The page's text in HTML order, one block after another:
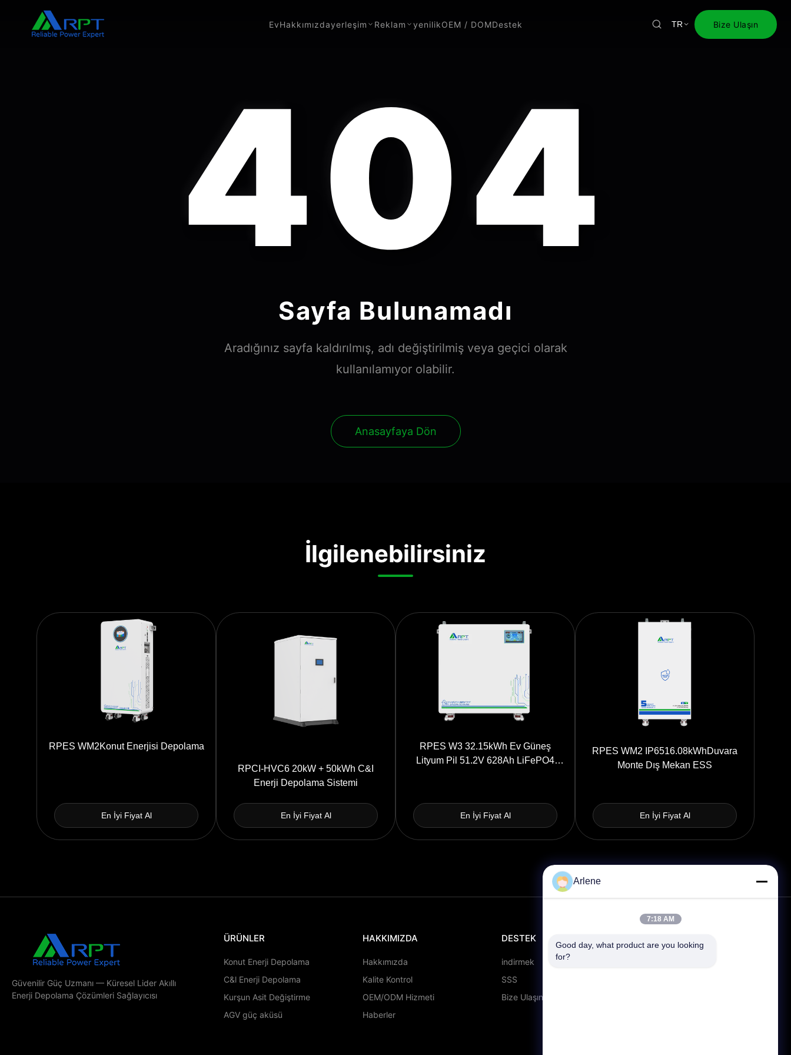
EvHakkımızdayerleşim Reklam yenilikOEM / DOMDestek TR Bize Ulaşın
404
Sayfa Bulunamadı
Aradığınız sayfa kaldırılmış, adı değiştirilmiş veya geçici olarak
kullanılamıyor olabilir.
Anasayfaya Dön
İlgilenebilirsiniz
RPES WM2Konut Enerjisi Depolama
En İyi Fiyat Al
RPCI-HVC6 20kW + 50kWh C&I
Enerji Depolama Sistemi
En İyi Fiyat Al
RPES W3 32.15kWh Ev Güneş
Lityum Pil 51.2V 628Ah LiFePO4
En İyi Fiyat Al
RPES WM2 IP6516.08kWhDuvara
Monte Dış Mekan ESS
En İyi Fiyat Al
Güvenilir Güç Uzmanı — Küresel Lider Akıllı
Enerji Depolama Çözümleri Sağlayıcısı
ÜRÜNLER
Konut Enerji Depolama
C&l Enerji Depolama
Kurşun Asit Değiştirme
AGV güç aküsü
HAKKIMIZDA
Hakkımızda
Kalite Kontrol
OEM/ODM Hizmeti
Haberler
DESTEK
indirmek
SSS
Bize Ulaşın
Arlene
7:18 AM
Good day, what product are you looking
for?